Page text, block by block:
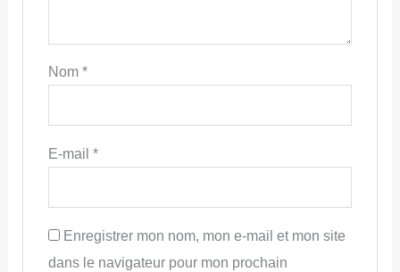
Nom *
E-mail *
Enregistrer mon nom, mon e-mail et mon site
dans le navigateur pour mon prochain